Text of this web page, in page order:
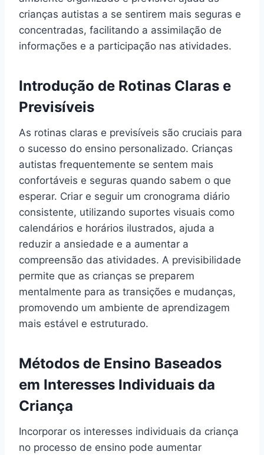
crianças autistas a se sentirem mais seguras e
concentradas, facilitando a assimilação de
informações e a participação nas atividades.
Introdução de Rotinas Claras e
Previsíveis
As rotinas claras e previsíveis são cruciais para
o sucesso do ensino personalizado. Crianças
autistas frequentemente se sentem mais
confortáveis e seguras quando sabem o que
esperar. Criar e seguir um cronograma diário
consistente, utilizando suportes visuais como
calendários e horários ilustrados, ajuda a
reduzir a ansiedade e a aumentar a
compreensão das atividades. A previsibilidade
permite que as crianças se preparem
mentalmente para as transições e mudanças,
promovendo um ambiente de aprendizagem
mais estável e estruturado.
Métodos de Ensino Baseados
em Interesses Individuais da
Criança
Incorporar os interesses individuais da criança
no processo de ensino pode aumentar